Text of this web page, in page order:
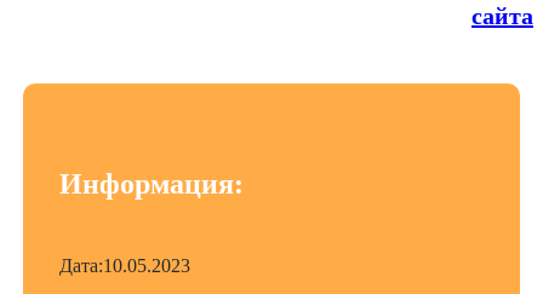
сайта
Информация:
Дата:10.05.2023